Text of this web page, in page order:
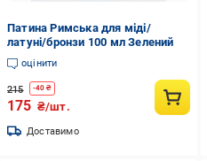
Патина Римська для міді/
латуні/бронзи 100 мл Зелений
оцінити
215 -40 ₴
175 ₴/шт.
Доставимо